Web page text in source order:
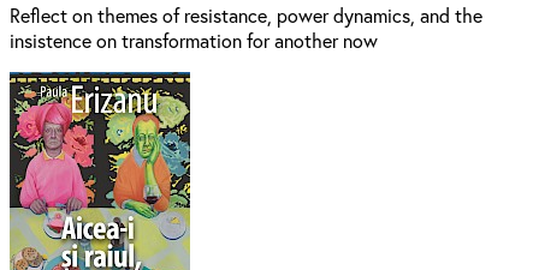
Reflect on themes of resistance, power dynamics, and the
insistence on transformation for another now